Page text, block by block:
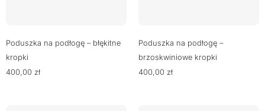
Poduszka na podłogę – błękitne
kropki
400,00 zł
Poduszka na podłogę –
brzoskwiniowe kropki
400,00 zł